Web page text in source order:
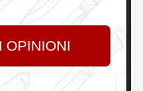
OPINIONI